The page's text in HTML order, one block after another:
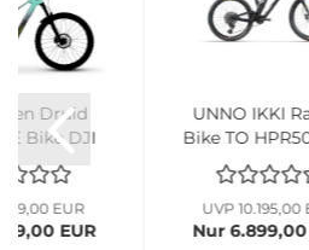
Druid
E Bike DJI
EUR
EUR
UNNO IKKI
Bike TQ
UVP 10.195,00
Nur 6.899,00